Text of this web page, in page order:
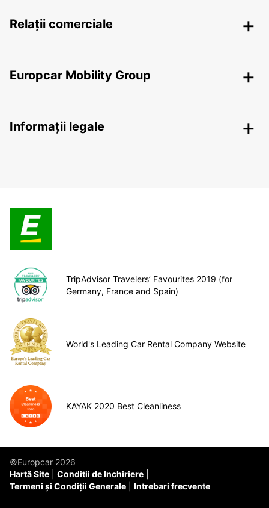
Relații comerciale
Europcar Mobility Group
Informații legale
TripAdvisor Travelers’ Favourites 2019 (for
Germany, France and Spain)
World's Leading Car Rental Company Website
KAYAK 2020 Best Cleanliness
©Europcar 2026
Hartă Site
Conditii de Inchiriere
Termeni și Condiții Generale
Intrebari frecvente